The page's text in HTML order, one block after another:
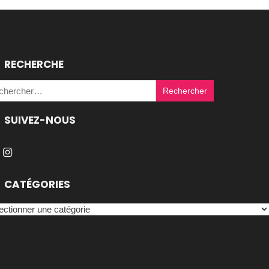
RECHERCHE
Rechercher :
SUIVEZ-NOUS
CATÉGORIES